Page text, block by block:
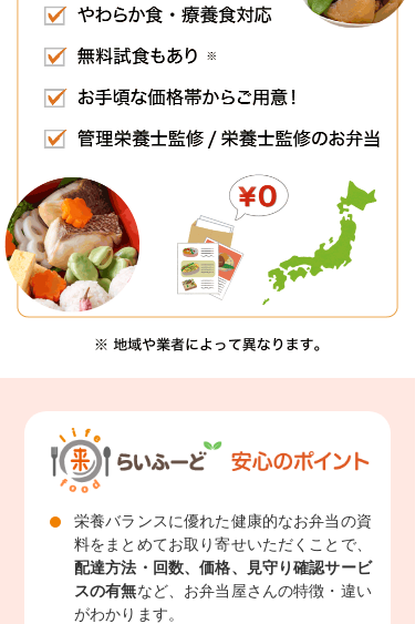
栄養バランスに優れた健康的なお弁当の資
料をまとめてお取り寄せいただくことで、
配達方法・回数、価格、見守り確認サービ
スの有無など、お弁当屋さんの特徴・違い
がわかります。